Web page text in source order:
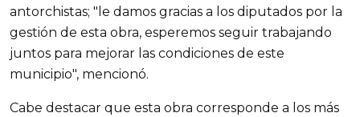
antorchistas; "le damos gracias a los diputados por la
gestión de esta obra, esperemos seguir trabajando
juntos para mejorar las condiciones de este
municipio", mencionó.
Cabe destacar que esta obra corresponde a los más